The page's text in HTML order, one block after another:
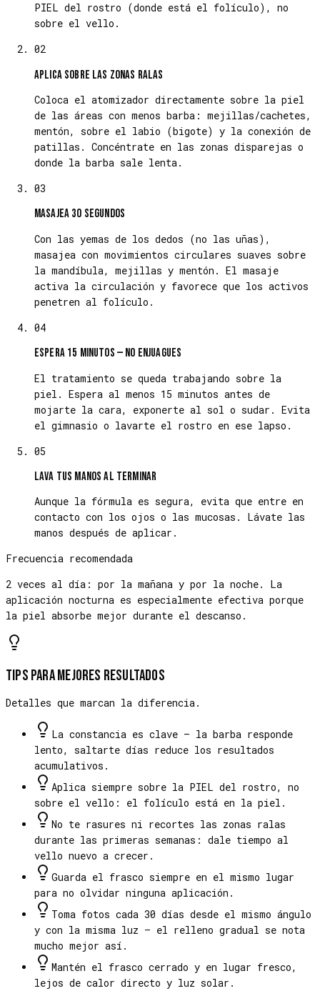
PIEL del rostro (donde está el folículo), no
sobre el vello.
02
Aplica sobre las zonas ralas
Coloca el atomizador directamente sobre la piel
de las áreas con menos barba: mejillas/cachetes,
mentón, sobre el labio (bigote) y la conexión de
patillas. Concéntrate en las zonas disparejas o
donde la barba sale lenta.
03
Masajea 30 segundos
Con las yemas de los dedos (no las uñas),
masajea con movimientos circulares suaves sobre
la mandíbula, mejillas y mentón. El masaje
activa la circulación y favorece que los activos
penetren al folículo.
04
Espera 15 minutos — NO enjuagues
El tratamiento se queda trabajando sobre la
piel. Espera al menos 15 minutos antes de
mojarte la cara, exponerte al sol o sudar. Evita
el gimnasio o lavarte el rostro en ese lapso.
05
Lava tus manos al terminar
Aunque la fórmula es segura, evita que entre en
contacto con los ojos o las mucosas. Lávate las
manos después de aplicar.
Frecuencia recomendada
2 veces al día: por la mañana y por la noche. La
aplicación nocturna es especialmente efectiva porque
la piel absorbe mejor durante el descanso.
Tips para mejores resultados
Detalles que marcan la diferencia.
La constancia es clave — la barba responde
lento, saltarte días reduce los resultados
acumulativos.
Aplica siempre sobre la PIEL del rostro, no
sobre el vello: el folículo está en la piel.
No te rasures ni recortes las zonas ralas
durante las primeras semanas: dale tiempo al
vello nuevo a crecer.
Guarda el frasco siempre en el mismo lugar
para no olvidar ninguna aplicación.
Toma fotos cada 30 días desde el mismo ángulo
y con la misma luz — el relleno gradual se nota
mucho mejor así.
Mantén el frasco cerrado y en lugar fresco,
lejos de calor directo y luz solar.